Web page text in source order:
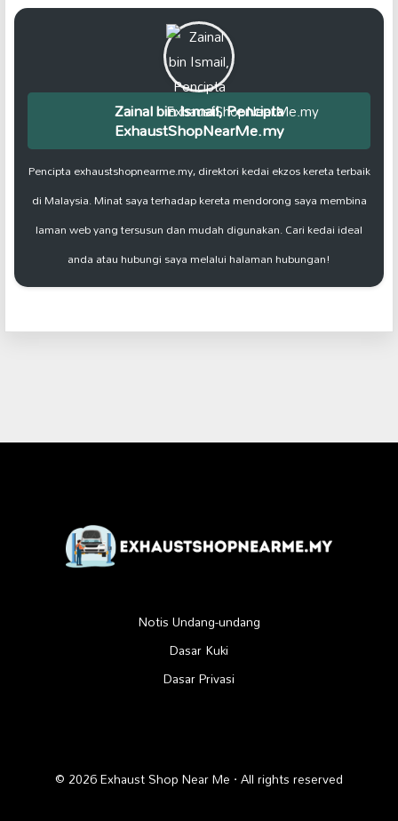
Zainal bin Ismail, Pencipta
ExhaustShopNearMe.my
Pencipta exhaustshopnearme.my, direktori kedai ekzos kereta terbaik
di Malaysia. Minat saya terhadap kereta mendorong saya membina
laman web yang tersusun dan mudah digunakan. Cari kedai ideal
anda atau hubungi saya melalui halaman hubungan!
Notis Undang-undang
Dasar Kuki
Dasar Privasi
© 2026 Exhaust Shop Near Me · All rights reserved